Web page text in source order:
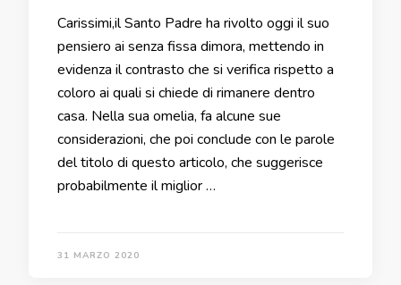
Carissimi,il Santo Padre ha rivolto oggi il suo
pensiero ai senza fissa dimora, mettendo in
evidenza il contrasto che si verifica rispetto a
coloro ai quali si chiede di rimanere dentro
casa. Nella sua omelia, fa alcune sue
considerazioni, che poi conclude con le parole
del titolo di questo articolo, che suggerisce
probabilmente il miglior …
31 MARZO 2020